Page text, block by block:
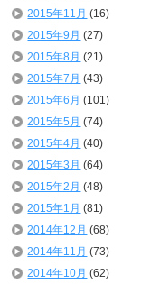
2015年11月 (16)
2015年9月 (27)
2015年8月 (21)
2015年7月 (43)
2015年6月 (101)
2015年5月 (74)
2015年4月 (40)
2015年3月 (64)
2015年2月 (48)
2015年1月 (81)
2014年12月 (68)
2014年11月 (73)
2014年10月 (62)